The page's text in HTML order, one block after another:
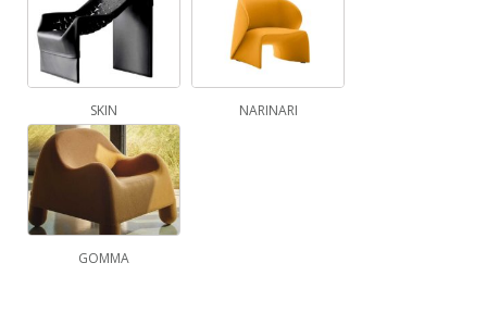
SKIN NARINARI
GOMMA